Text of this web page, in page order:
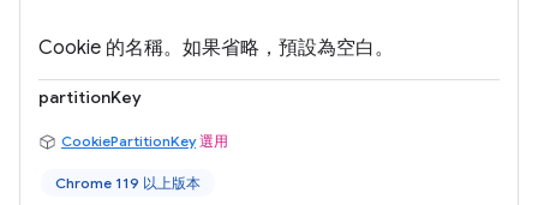
Cookie 的名稱。如果省略，預設為空白。
partitionKey
CookiePartitionKey 選用
Chrome 119 以上版本